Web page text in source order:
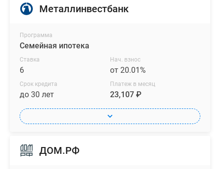
Металлинвестбанк
Программа
Семейная ипотека
Ставка
6
Нач. взнос
от 20.01%
Срок кредита
до 30 лет
Платеж в месяц
23,107 ₽
ДОМ.РФ